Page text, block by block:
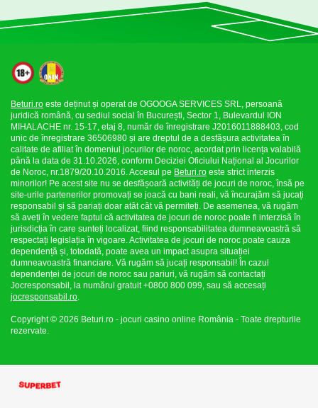
Beturi.ro este deținut și operat de OGOOGA SERVICES SRL, persoană
juridică română, cu sediul social în București, Sector 1, Bulevardul ION
MIHALACHE nr. 15-17, etaj 8, număr de înregistrare J2016011888403, cod
unic de înregistrare 36506980 și are dreptul de a desfășura activitatea în
calitate de afiliat în domeniul jocurilor de noroc, acordat prin licența valabilă
până la data de 31.10.2026, conform Deciziei Oficiului Național al Jocurilor
de Noroc, nr.1879/20.10.2016. Accesul pe Beturi.ro este strict interzis
minorilor! Pe acest site nu se desfășoară activități de jocuri de noroc, însă pe
site-urile partenerilor promovați se joacă cu bani reali, vă încurajăm să jucați
responsabil și să pariați doar atât cât vă permiteți. De asemenea, vă rugăm
să aveți în vedere faptul că activitatea de jocuri de noroc poate fi interzisă în
jurisdicția în care sunteți localizat, fiind responsabilitatea dumneavoastră să
respectați legislația în vigoare. Activitatea de jocuri de noroc poate cauza
dependență și, totodată, poate avea un impact asupra situației
dumneavoastră financiare. Vă rugăm să jucați responsabil! În cazul
dependenței de jocuri de noroc sau pariuri, vă rugăm să contactați
Jocresponsabil, la numărul gratuit +0800 800 099, sau să accesați
jocresponsabil.ro.
Copyright © 2026 Beturi.ro - jocuri casino online România - Toate drepturile
rezervate.